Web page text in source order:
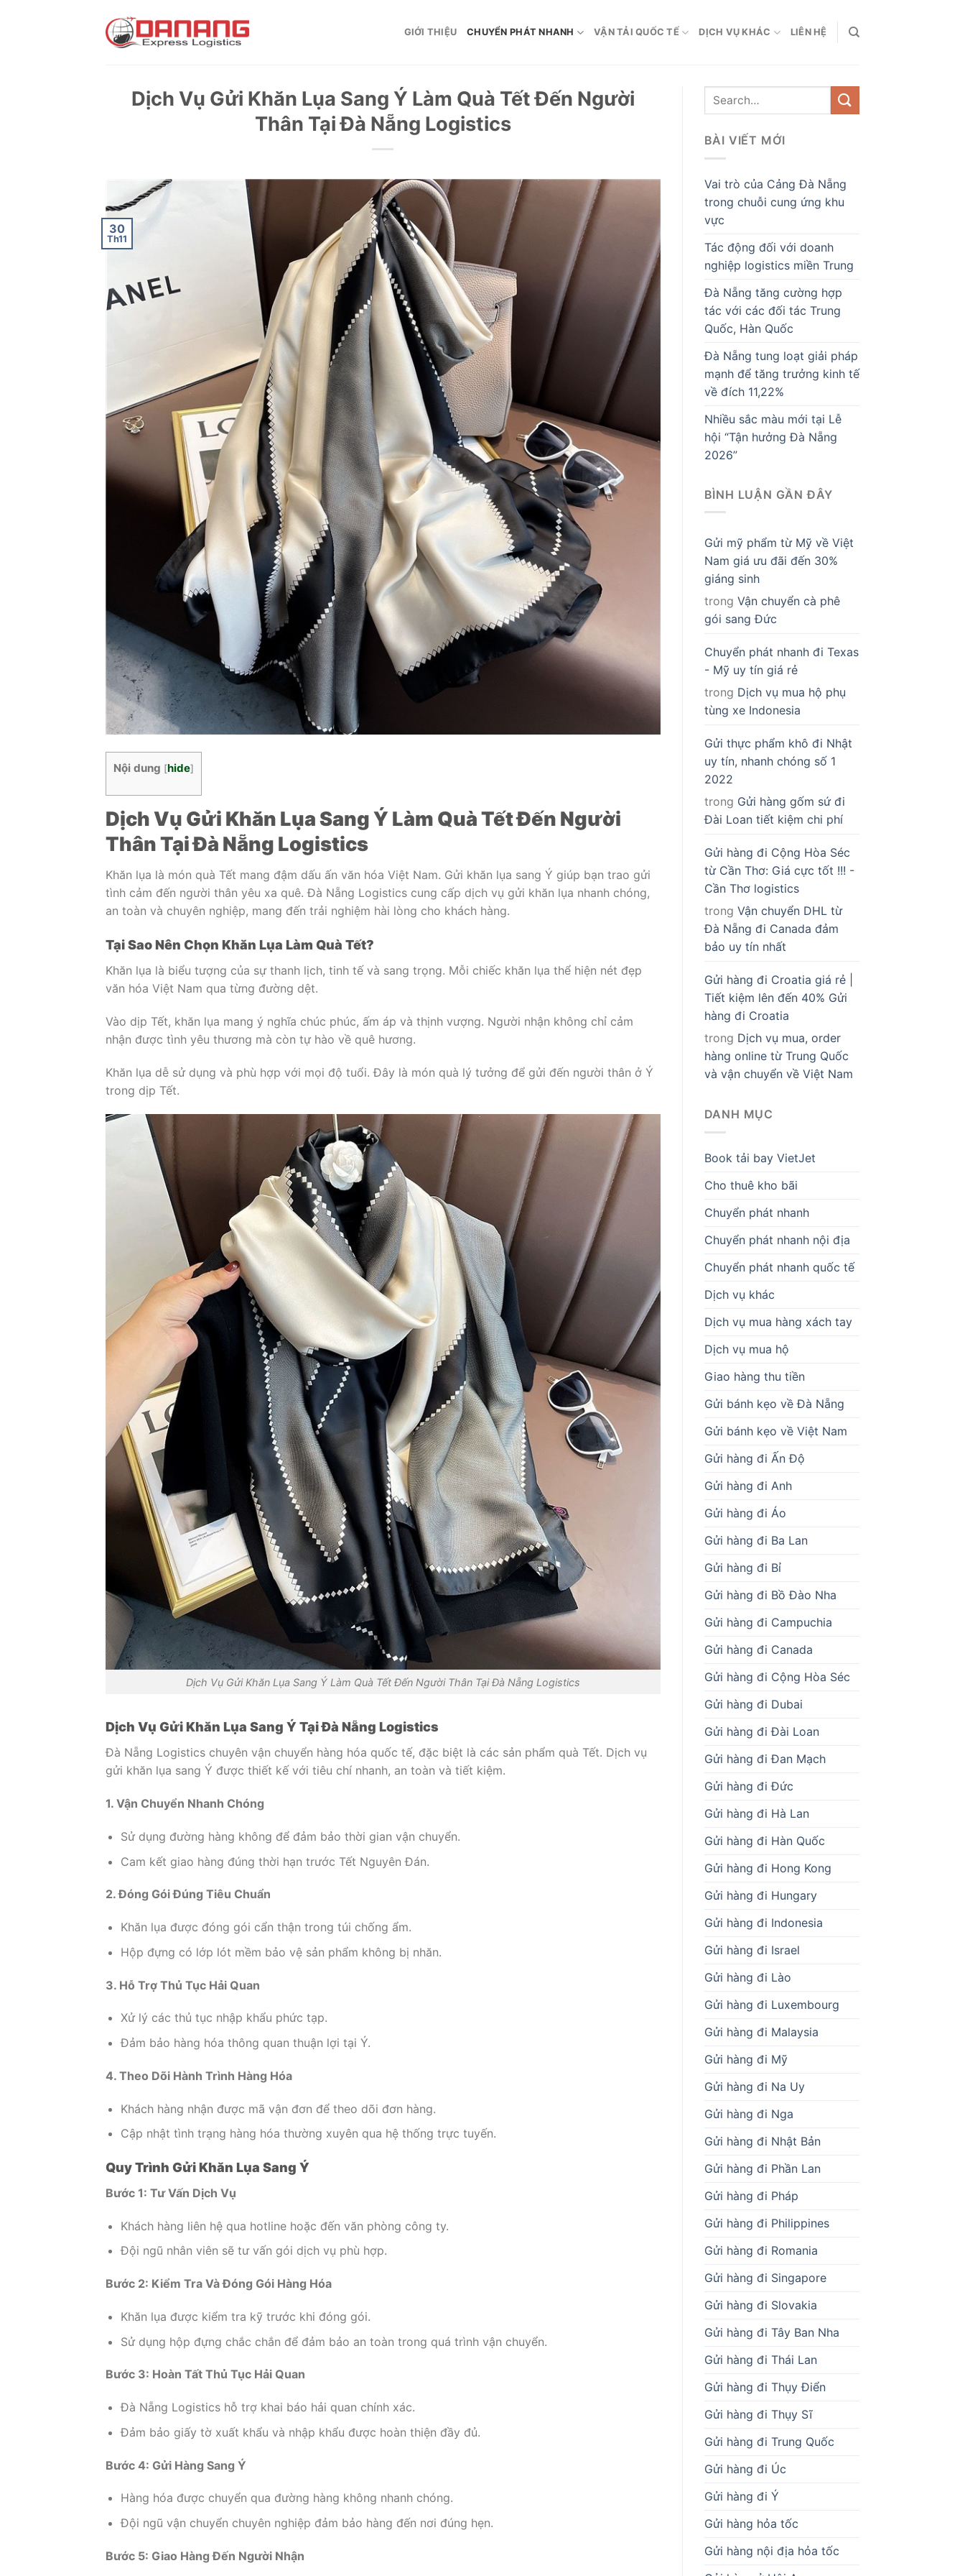
GIỚI THIỆU CHUYỂN PHÁT NHANH VẬN TẢI QUỐC TẾ DỊCH VỤ KHÁC LIÊN HỆ
Dịch Vụ Gửi Khăn Lụa Sang Ý Làm Quà Tết Đến Người
Thân Tại Đà Nẵng Logistics
30
Th11
Nội dung [hide]
Dịch Vụ Gửi Khăn Lụa Sang Ý Làm Quà Tết Đến Người
Thân Tại Đà Nẵng Logistics
Khăn lụa là món quà Tết mang đậm dấu ấn văn hóa Việt Nam. Gửi khăn lụa sang Ý giúp bạn trao gửi
tình cảm đến người thân yêu xa quê. Đà Nẵng Logistics cung cấp dịch vụ gửi khăn lụa nhanh chóng,
an toàn và chuyên nghiệp, mang đến trải nghiệm hài lòng cho khách hàng.
Tại Sao Nên Chọn Khăn Lụa Làm Quà Tết?
Khăn lụa là biểu tượng của sự thanh lịch, tinh tế và sang trọng. Mỗi chiếc khăn lụa thể hiện nét đẹp
văn hóa Việt Nam qua từng đường dệt.
Vào dịp Tết, khăn lụa mang ý nghĩa chúc phúc, ấm áp và thịnh vượng. Người nhận không chỉ cảm
nhận được tình yêu thương mà còn tự hào về quê hương.
Khăn lụa dễ sử dụng và phù hợp với mọi độ tuổi. Đây là món quà lý tưởng để gửi đến người thân ở Ý
trong dịp Tết.
Dịch Vụ Gửi Khăn Lụa Sang Ý Làm Quà Tết Đến Người Thân Tại Đà Nẵng Logistics
Dịch Vụ Gửi Khăn Lụa Sang Ý Tại Đà Nẵng Logistics
Đà Nẵng Logistics chuyên vận chuyển hàng hóa quốc tế, đặc biệt là các sản phẩm quà Tết. Dịch vụ
gửi khăn lụa sang Ý được thiết kế với tiêu chí nhanh, an toàn và tiết kiệm.
1. Vận Chuyển Nhanh Chóng
Sử dụng đường hàng không để đảm bảo thời gian vận chuyển.
Cam kết giao hàng đúng thời hạn trước Tết Nguyên Đán.
2. Đóng Gói Đúng Tiêu Chuẩn
Khăn lụa được đóng gói cẩn thận trong túi chống ẩm.
Hộp đựng có lớp lót mềm bảo vệ sản phẩm không bị nhăn.
3. Hỗ Trợ Thủ Tục Hải Quan
Xử lý các thủ tục nhập khẩu phức tạp.
Đảm bảo hàng hóa thông quan thuận lợi tại Ý.
4. Theo Dõi Hành Trình Hàng Hóa
Khách hàng nhận được mã vận đơn để theo dõi đơn hàng.
Cập nhật tình trạng hàng hóa thường xuyên qua hệ thống trực tuyến.
Quy Trình Gửi Khăn Lụa Sang Ý
Bước 1: Tư Vấn Dịch Vụ
Khách hàng liên hệ qua hotline hoặc đến văn phòng công ty.
Đội ngũ nhân viên sẽ tư vấn gói dịch vụ phù hợp.
Bước 2: Kiểm Tra Và Đóng Gói Hàng Hóa
Khăn lụa được kiểm tra kỹ trước khi đóng gói.
Sử dụng hộp đựng chắc chắn để đảm bảo an toàn trong quá trình vận chuyển.
Bước 3: Hoàn Tất Thủ Tục Hải Quan
Đà Nẵng Logistics hỗ trợ khai báo hải quan chính xác.
Đảm bảo giấy tờ xuất khẩu và nhập khẩu được hoàn thiện đầy đủ.
Bước 4: Gửi Hàng Sang Ý
Hàng hóa được chuyển qua đường hàng không nhanh chóng.
Đội ngũ vận chuyển chuyên nghiệp đảm bảo hàng đến nơi đúng hẹn.
Bước 5: Giao Hàng Đến Người Nhận
BÀI VIẾT MỚI
Vai trò của Cảng Đà Nẵng
trong chuỗi cung ứng khu
vực
Tác động đối với doanh
nghiệp logistics miền Trung
Đà Nẵng tăng cường hợp
tác với các đối tác Trung
Quốc, Hàn Quốc
Đà Nẵng tung loạt giải pháp
mạnh để tăng trưởng kinh tế
về đích 11,22%
Nhiều sắc màu mới tại Lễ
hội “Tận hưởng Đà Nẵng
2026”
BÌNH LUẬN GẦN ĐÂY
Gửi mỹ phẩm từ Mỹ về Việt
Nam giá ưu đãi đến 30%
giáng sinh
trong Vận chuyển cà phê
gói sang Đức
Chuyển phát nhanh đi Texas
- Mỹ uy tín giá rẻ
trong Dịch vụ mua hộ phụ
tùng xe Indonesia
Gửi thực phẩm khô đi Nhật
uy tín, nhanh chóng số 1
2022
trong Gửi hàng gốm sứ đi
Đài Loan tiết kiệm chi phí
Gửi hàng đi Cộng Hòa Séc
từ Cần Thơ: Giá cực tốt !!! -
Cần Thơ logistics
trong Vận chuyển DHL từ
Đà Nẵng đi Canada đảm
bảo uy tín nhất
Gửi hàng đi Croatia giá rẻ |
Tiết kiệm lên đến 40% Gửi
hàng đi Croatia
trong Dịch vụ mua, order
hàng online từ Trung Quốc
và vận chuyển về Việt Nam
DANH MỤC
Book tải bay VietJet
Cho thuê kho bãi
Chuyển phát nhanh
Chuyển phát nhanh nội địa
Chuyển phát nhanh quốc tế
Dịch vụ khác
Dịch vụ mua hàng xách tay
Dịch vụ mua hộ
Giao hàng thu tiền
Gửi bánh kẹo về Đà Nẵng
Gửi bánh kẹo về Việt Nam
Gửi hàng đi Ấn Độ
Gửi hàng đi Anh
Gửi hàng đi Áo
Gửi hàng đi Ba Lan
Gửi hàng đi Bỉ
Gửi hàng đi Bồ Đào Nha
Gửi hàng đi Campuchia
Gửi hàng đi Canada
Gửi hàng đi Cộng Hòa Séc
Gửi hàng đi Dubai
Gửi hàng đi Đài Loan
Gửi hàng đi Đan Mạch
Gửi hàng đi Đức
Gửi hàng đi Hà Lan
Gửi hàng đi Hàn Quốc
Gửi hàng đi Hong Kong
Gửi hàng đi Hungary
Gửi hàng đi Indonesia
Gửi hàng đi Israel
Gửi hàng đi Lào
Gửi hàng đi Luxembourg
Gửi hàng đi Malaysia
Gửi hàng đi Mỹ
Gửi hàng đi Na Uy
Gửi hàng đi Nga
Gửi hàng đi Nhật Bản
Gửi hàng đi Phần Lan
Gửi hàng đi Pháp
Gửi hàng đi Philippines
Gửi hàng đi Romania
Gửi hàng đi Singapore
Gửi hàng đi Slovakia
Gửi hàng đi Tây Ban Nha
Gửi hàng đi Thái Lan
Gửi hàng đi Thụy Điển
Gửi hàng đi Thụy Sĩ
Gửi hàng đi Trung Quốc
Gửi hàng đi Úc
Gửi hàng đi Ý
Gửi hàng hỏa tốc
Gửi hàng nội địa hỏa tốc